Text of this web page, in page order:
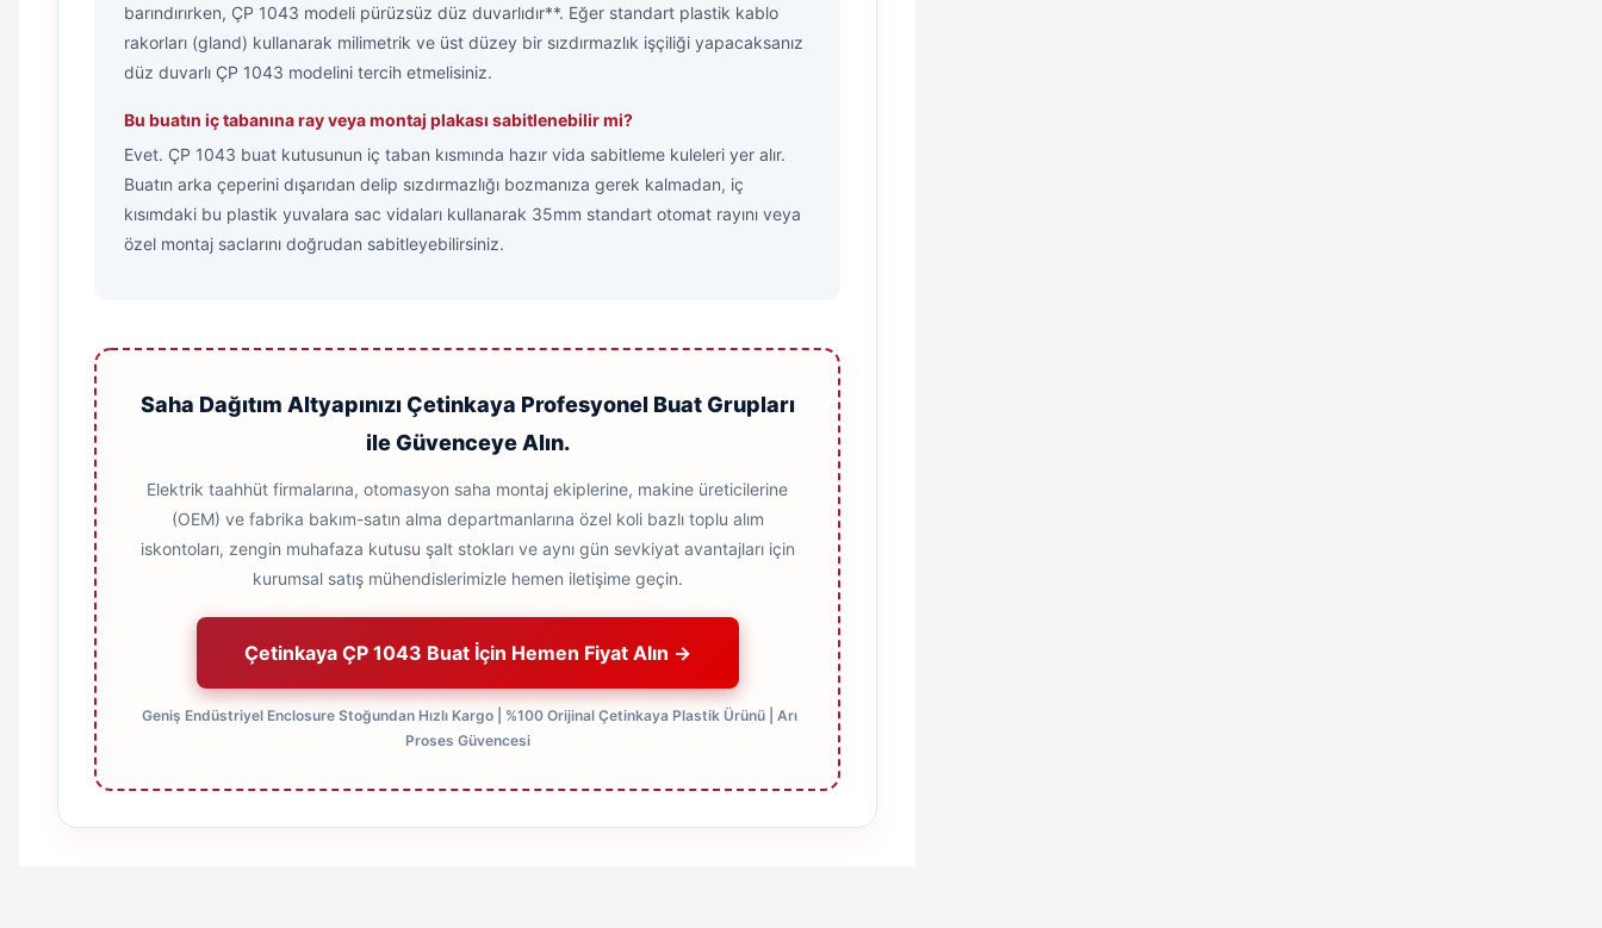
barındırırken, ÇP 1043 modeli pürüzsüz düz duvarlıdır**. Eğer standart plastik kablo
rakorları (gland) kullanarak milimetrik ve üst düzey bir sızdırmazlık işçiliği yapacaksanız
düz duvarlı ÇP 1043 modelini tercih etmelisiniz.
Bu buatın iç tabanına ray veya montaj plakası sabitlenebilir mi?
Evet. ÇP 1043 buat kutusunun iç taban kısmında hazır vida sabitleme kuleleri yer alır.
Buatın arka çeperini dışarıdan delip sızdırmazlığı bozmanıza gerek kalmadan, iç
kısımdaki bu plastik yuvalara sac vidaları kullanarak 35mm standart otomat rayını veya
özel montaj saclarını doğrudan sabitleyebilirsiniz.
Saha Dağıtım Altyapınızı Çetinkaya Profesyonel Buat Grupları
ile Güvenceye Alın.
Elektrik taahhüt firmalarına, otomasyon saha montaj ekiplerine, makine üreticilerine
(OEM) ve fabrika bakım-satın alma departmanlarına özel koli bazlı toplu alım
iskontoları, zengin muhafaza kutusu şalt stokları ve aynı gün sevkiyat avantajları için
kurumsal satış mühendislerimizle hemen iletişime geçin.
Çetinkaya ÇP 1043 Buat İçin Hemen Fiyat Alın →
Geniş Endüstriyel Enclosure Stoğundan Hızlı Kargo | %100 Orijinal Çetinkaya Plastik Ürünü | Arı
Proses Güvencesi